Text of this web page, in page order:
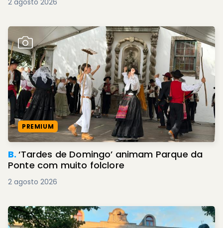
2 agosto 2026
PREMIUM
B.‘Tardes de Domingo’ animam Parque da
Ponte com muito folclore
2 agosto 2026